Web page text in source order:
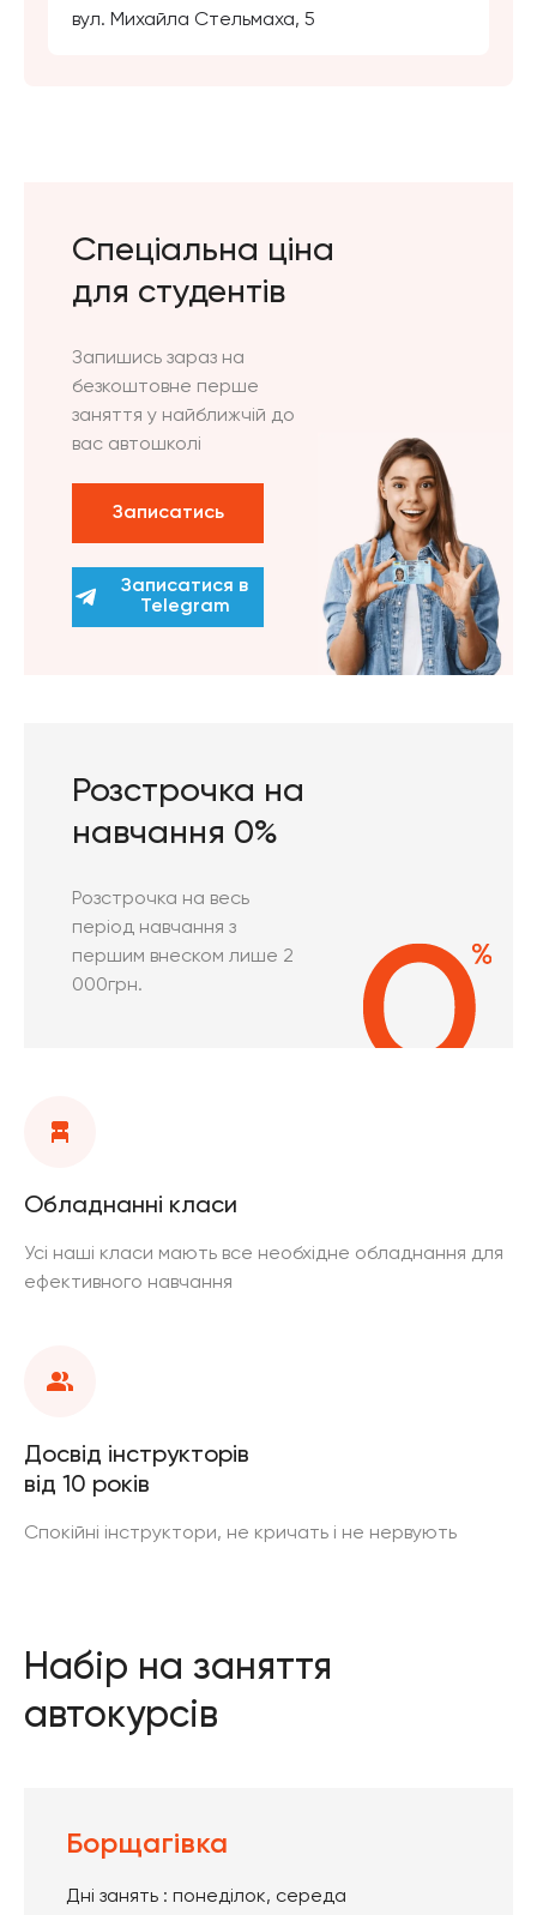
вул. Михайла Стельмаха, 5
Спеціальна ціна
для студентів
Запишись зараз на
безкоштовне перше
заняття у найближчій до
вас автошколі
Записатись
Записатися в
Telegram
Розстрочка на
навчання 0%
Розстрочка на весь
період навчання з
першим внеском лише 2
000грн.
Обладнанні класи
Усі наші класи мають все необхідне обладнання для
ефективного навчання
Досвід інструкторів
від 10 років
Спокійні інструктори, не кричать і не нервують
Набір на заняття
автокурсів
Борщагівка
Дні занять : понеділок, середа